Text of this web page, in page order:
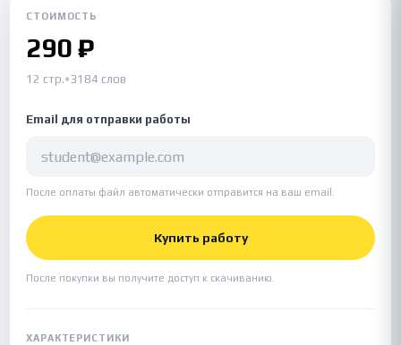
СТОИМОСТЬ
290 ₽
12 стр.•3184 слов
Email для отправки работы
После оплаты файл автоматически отправится на ваш email.
Купить работу
После покупки вы получите доступ к скачиванию.
ХАРАКТЕРИСТИКИ